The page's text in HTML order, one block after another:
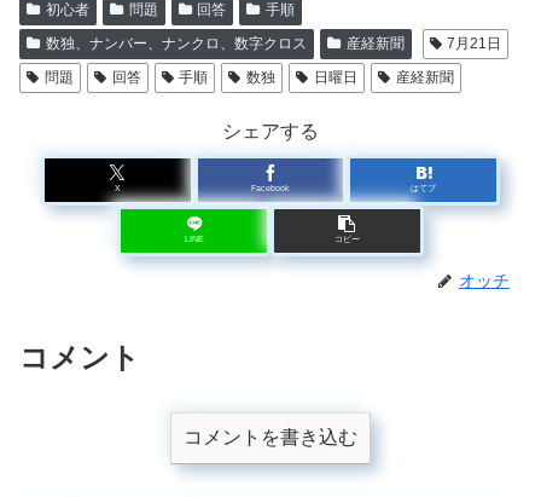
初心者 問題 回答
手順
数独、ナンバー、ナンクロ、数字クロス
産経新聞
7月21日
問題
回答 手順 数独 日曜日 産経新聞
シェアする
X Facebook はてブ
LINE コピー
オッチ
コメント
コメントを書き込む